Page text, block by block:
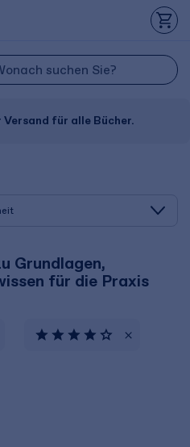
Versand für alle Bücher.
Grundlagen,
für die Praxis